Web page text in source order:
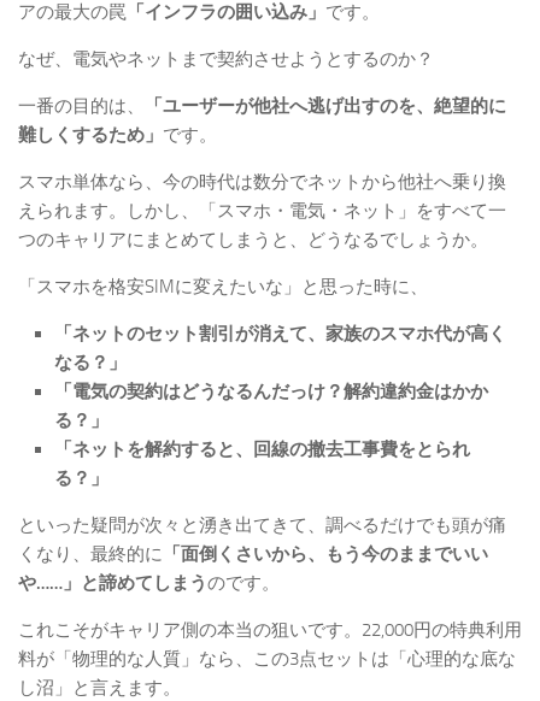
アの最大の罠 「インフラの囲い込み」 です。
なぜ、電気やネットまで契約させようとするのか？
一番の目的は、
「ユーザーが他社へ逃げ出すのを、絶望的に
難しくするため」 です。
スマホ単体なら、今の時代は数分でネットから他社へ乗り換
えられます。しかし、「スマホ・電気・ネット」をすべて一
つのキャリアにまとめてしまうと、どうなるでしょうか。
「スマホを格安SIMに変えたいな」と思った時に、
「ネットのセット割引が消えて、家族のスマホ代が高く
なる？」
「電気の契約はどうなるんだっけ？解約違約金はかか
る？」
「ネットを解約すると、回線の撤去工事費をとられ
る？」
といった疑問が次々と湧き出てきて、調べるだけでも頭が痛
くなり、最終的に 「面倒くさいから、もう今のままでいい
や……」と諦めてしまうのです。
これこそがキャリア側の本当の狙いです。22,000円の特典利用
料が「物理的な人質」なら、この3点セットは「心理的な底な
し沼」と言えます。